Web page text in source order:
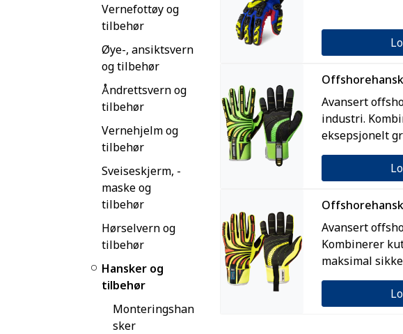
Vernefottøy og
tilbehør
Øye-, ansiktsvern
og tilbehør
Åndrettsvern og
tilbehør
Vernehjelm og
tilbehør
Sveiseskjerm, -
maske og
tilbehør
Hørselvern og
tilbehør
Hansker og
tilbehør
Monteringshan
sker
Avansert
industri.
eksepsjonelt
Avansert
Kombinerer
maksimal